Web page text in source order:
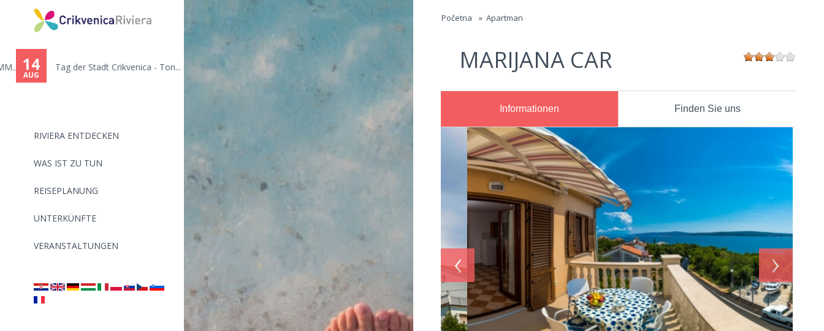
RIVIERA ENTDECKEN
WAS IST ZU TUN
REISEPLANUNG
UNTERKÜNFTE
VERANSTALTUNGEN
14 Tag der Stadt Crikvenica - Ton...
are
here
Početna » Apartman
MARIJANA CAR
Informationen Finden Sie uns
‹ ›